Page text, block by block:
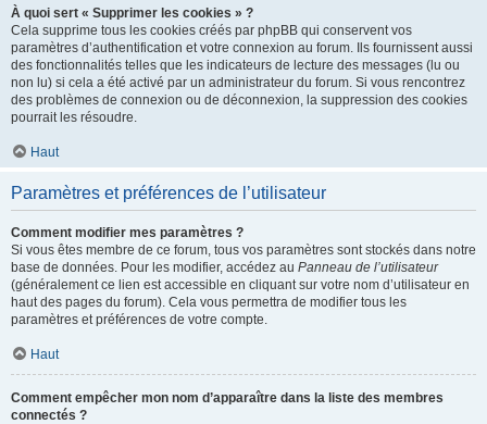
À quoi sert « Supprimer les cookies » ?
Cela supprime tous les cookies créés par phpBB qui conservent vos
paramètres d’authentification et votre connexion au forum. Ils fournissent aussi
des fonctionnalités telles que les indicateurs de lecture des messages (lu ou
non lu) si cela a été activé par un administrateur du forum. Si vous rencontrez
des problèmes de connexion ou de déconnexion, la suppression des cookies
pourrait les résoudre.
Haut
Paramètres et préférences de l’utilisateur
Comment modifier mes paramètres ?
Si vous êtes membre de ce forum, tous vos paramètres sont stockés dans notre
base de données. Pour les modifier, accédez au Panneau de l’utilisateur
(généralement ce lien est accessible en cliquant sur votre nom d’utilisateur en
haut des pages du forum). Cela vous permettra de modifier tous les
paramètres et préférences de votre compte.
Haut
Comment empêcher mon nom d’apparaître dans la liste des membres
connectés ?